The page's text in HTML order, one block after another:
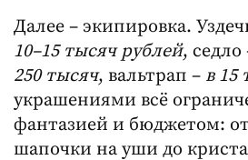
Далее – экипировка.
10–15 тысяч рублей,
250 тысяч, вальтрап – в 15
украшениями всё
фантазией и бюджетом:
шапочки на уши до